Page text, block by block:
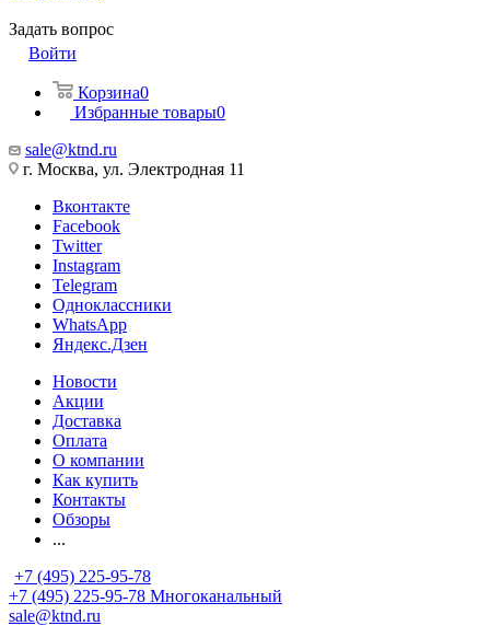
Задать вопрос
Войти
Корзина0
Избранные товары0
sale@ktnd.ru
г. Москва, ул. Электродная 11
Вконтакте
Facebook
Twitter
Instagram
Telegram
Одноклассники
WhatsApp
Яндекс.Дзен
Новости
Акции
Доставка
Оплата
О компании
Как купить
Контакты
Обзоры
...
+7 (495) 225-95-78
+7 (495) 225-95-78 Многоканальный
sale@ktnd.ru